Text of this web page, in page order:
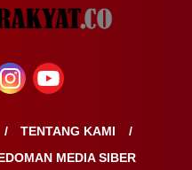
TENTANG KAMI
MEDIA SIBER